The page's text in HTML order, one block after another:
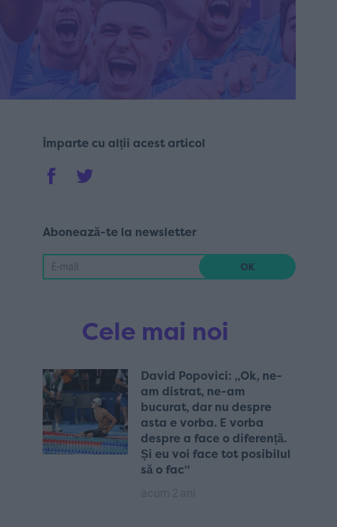
Împarte cu alții acest articol
Abonează-te la newsletter
Cele mai noi
David Popovici: „Ok, ne-
am distrat, ne-am
bucurat, dar nu despre
asta e vorba. E vorba
despre a face o diferență.
Și eu voi face tot posibilul
să o fac”